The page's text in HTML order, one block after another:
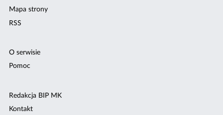
Mapa strony
RSS
O serwisie
Pomoc
Redakcja BIP MK
Kontakt